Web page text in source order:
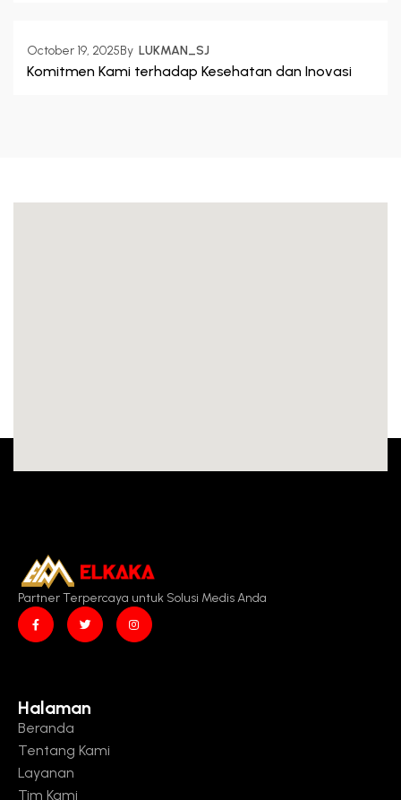
October 19, 2025By LUKMAN_SJ
Komitmen Kami terhadap Kesehatan dan Inovasi
Partner Terpercaya untuk Solusi Medis Anda
Halaman
Beranda
Tentang Kami
Layanan
Tim Kami